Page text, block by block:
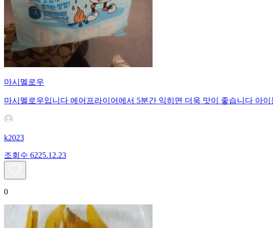
마시멜로우
마시멜로우입니다 에어프라이어에서 5분간 익히면 더욱 맛이 좋습니다 아
k2023
조회수 6225.12.23
0